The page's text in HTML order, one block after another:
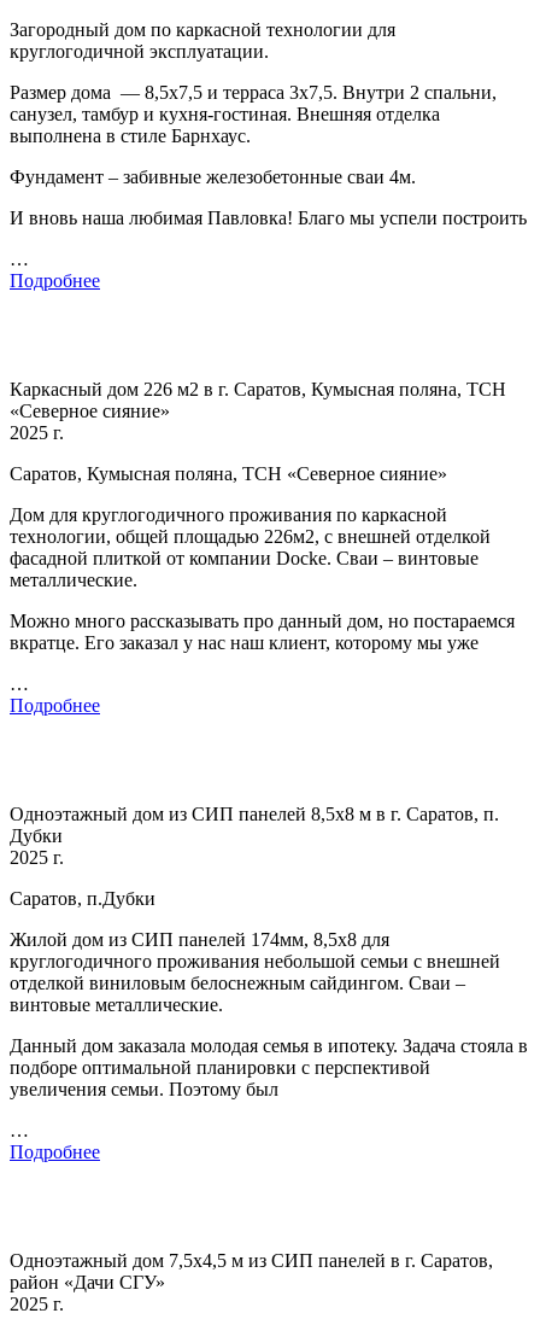
Загородный дом по каркасной технологии для
круглогодичной эксплуатации.
Размер дома — 8,5х7,5 и терраса 3х7,5. Внутри 2 спальни,
санузел, тамбур и кухня-гостиная. Внешняя отделка
выполнена в стиле Барнхаус.
Фундамент – забивные железобетонные сваи 4м.
И вновь наша любимая Павловка! Благо мы успели построить
…
Подробнее
Каркасный дом 226 м2 в г. Саратов, Кумысная поляна, ТСН
«Северное сияние»
2025 г.
Саратов, Кумысная поляна, ТСН «Северное сияние»
Дом для круглогодичного проживания по каркасной
технологии, общей площадью 226м2, с внешней отделкой
фасадной плиткой от компании Docke. Сваи – винтовые
металлические.
Можно много рассказывать про данный дом, но постараемся
вкратце. Его заказал у нас наш клиент, которому мы уже
…
Подробнее
Одноэтажный дом из СИП панелей 8,5х8 м в г. Саратов, п.
Дубки
2025 г.
Саратов, п.Дубки
Жилой дом из СИП панелей 174мм, 8,5х8 для
круглогодичного проживания небольшой семьи с внешней
отделкой виниловым белоснежным сайдингом. Сваи –
винтовые металлические.
Данный дом заказала молодая семья в ипотеку. Задача стояла в
подборе оптимальной планировки с перспективой
увеличения семьи. Поэтому был
…
Подробнее
Одноэтажный дом 7,5х4,5 м из СИП панелей в г. Саратов,
район «Дачи СГУ»
2025 г.